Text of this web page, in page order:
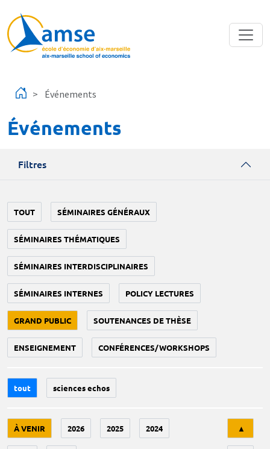
Événements
Événements
Filtres
TOUT SÉMINAIRES GÉNÉRAUX
SÉMINAIRES THÉMATIQUES
SÉMINAIRES INTERDISCIPLINAIRES
SÉMINAIRES INTERNES POLICY LECTURES
GRAND PUBLIC SOUTENANCES DE THÈSE
ENSEIGNEMENT CONFÉRENCES/WORKSHOPS
tout sciences echos
À VENIR 2026 2025 2024 ▲